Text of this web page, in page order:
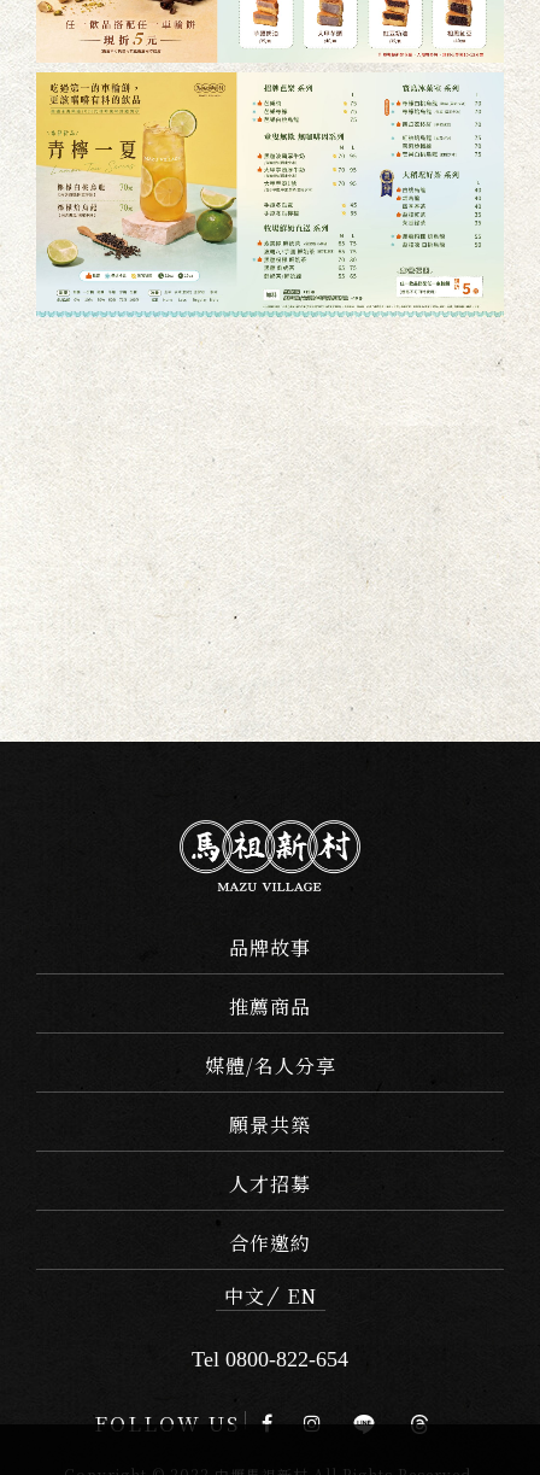
品牌故事
推薦商品
媒體/名人分享
願景共築
人才招募
合作邀約
中文
EN
Tel 0800-822-654
FOLLOW US